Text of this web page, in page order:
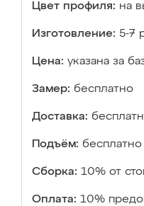
Цвет профиля: на
Изготовление: 5-7
Цена: указана за
Замер: бесплатно
Доставка:
Подъём: бесплатно
Сборка: 10% от
Оплата: 10%